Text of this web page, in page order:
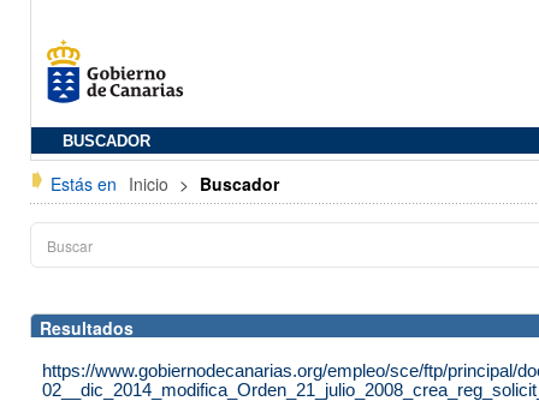
BUSCADOR
Estás en Inicio > Buscador
Resultados
https://www.gobiernodecanarias.org/empleo/sce/ftp/principal/